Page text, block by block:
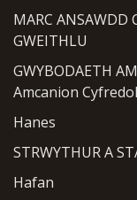
MARC ANSAWDD
GWEITHLU
GWYBODAETH
Amcanion Cyfredol
Hanes
STRWYTHUR A
Hafan